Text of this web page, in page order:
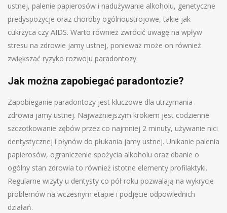
ustnej, palenie papierosów i nadużywanie alkoholu, genetyczne
predyspozycje oraz choroby ogólnoustrojowe, takie jak
cukrzyca czy AIDS. Warto również zwrócić uwagę na wpływ
stresu na zdrowie jamy ustnej, ponieważ może on również
zwiększać ryzyko rozwoju paradontozy.
Jak można zapobiegać paradontozie?
Zapobieganie paradontozy jest kluczowe dla utrzymania
zdrowia jamy ustnej. Najważniejszym krokiem jest codzienne
szczotkowanie zębów przez co najmniej 2 minuty, używanie nici
dentystycznej i płynów do płukania jamy ustnej. Unikanie palenia
papierosów, ograniczenie spożycia alkoholu oraz dbanie o
ogólny stan zdrowia to również istotne elementy profilaktyki.
Regularne wizyty u dentysty co pół roku pozwalają na wykrycie
problemów na wczesnym etapie i podjęcie odpowiednich
działań.